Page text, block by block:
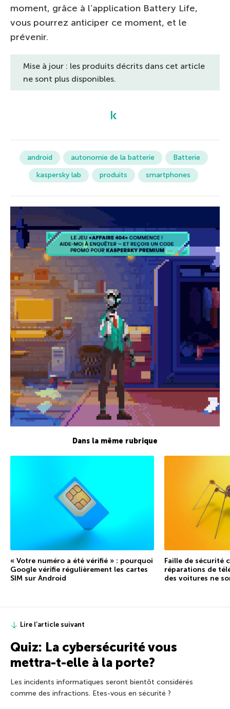
moment, grâce à l’application Battery Life,
vous pourrez anticiper ce moment, et le
prévenir.
Mise à jour : les produits décrits dans cet article
ne sont plus disponibles.
android autonomie de la batterie
Batterie
kaspersky lab
produits smartphones
Dans la même rubrique
« Votre numéro a été vérifié » : pourquoi
Google vérifie régulièrement les cartes
SIM sur Android
Faille de sécurité
réparations de
des voitures ne
Lire l’article suivant
Quiz: La cybersécurité vous
mettra-t-elle à la porte?
Les incidents informatiques seront bientôt considérés
comme des infractions. Etes-vous en sécurité ?